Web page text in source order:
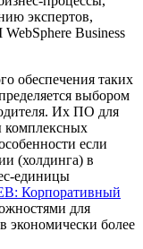
экспертов,
Business
обеспечения таких
выбором
Их ПО для
комплексных
если
(холдинга) в
единицы
Корпоративный
для
экономически более